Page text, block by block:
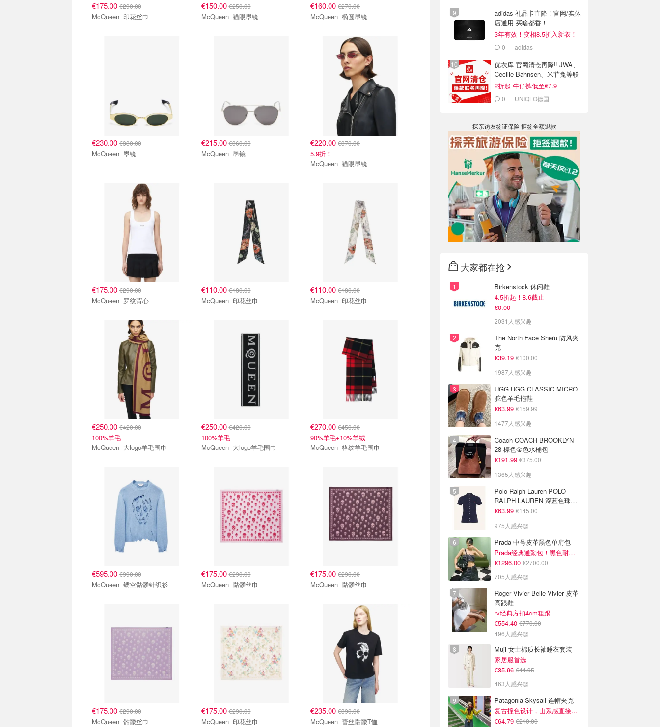
€175.00 €290.00
McQueen 印花丝巾
€150.00€250.00
McQueen 猫眼墨镜
€160.00 €270.00
McQueen 椭圆墨镜
€230.00 €380.00
McQueen 墨镜
€215.00€360.00
McQueen 墨镜
€220.00 €370.00
5.9折！
McQueen 猫眼墨镜
€175.00 €290.00
McQueen 罗纹背心
€110.00€180.00
McQueen 印花丝巾
€110.00 €180.00
McQueen 印花丝巾
€250.00 €420.00
100%羊毛
McQueen 大logo羊毛围巾
€250.00€420.00
100%羊毛
McQueen 大logo羊毛围巾
€270.00 €450.00
90%羊毛+10%羊绒
McQueen 格纹羊毛围巾
€595.00 €990.00
McQueen 镂空骷髅针织衫
€175.00€290.00
McQueen 骷髅丝巾
€175.00 €290.00
McQueen 骷髅丝巾
€175.00 €290.00
McQueen 骷髅丝巾
€175.00€290.00
McQueen 印花丝巾
€235.00 €390.00
McQueen 蕾丝骷髅T恤
adidas 礼品卡直降！官网/实体
店通用 买啥都香！
3年有效！变相8.5折入新衣！
0 adidas
优衣库 官网清仓再降‼️ JWA、
Cecilie Bahnsen、米菲兔等联
名
2折起 牛仔裤低至€7.9
0 UNIQLO德国
探亲访友签证保险 拒签全额退款
大家都在抢
Birkenstock 休闲鞋
4.5折起！8.6截止
€0.00
2031人感兴趣
The North Face Sheru 防风夹
克
€39.19 €100.00
1987人感兴趣
UGG UGG CLASSIC MICRO
驼色羊毛拖鞋
€63.99 €159.99
1477人感兴趣
Coach COACH BROOKLYN
28 棕色金色水桶包
€191.99 €375.00
1365人感兴趣
Polo Ralph Lauren POLO
RALPH LAUREN 深蓝色珠地
布 Polo衫
€63.99 €145.00
975人感兴趣
Prada 中号皮革黑色单肩包
Prada经典通勤包！黑色耐看又百搭
€1296.00 €2700.00
705人感兴趣
Roger Vivier Belle Vivier 皮革
高跟鞋
rv经典方扣4cm粗跟
€554.40 €770.00
496人感兴趣
Muji 女士棉质长袖睡衣套装
家居服首选
€35.96 €44.95
463人感兴趣
Patagonia Skysail 连帽夹克
复古撞色设计，山系感直接拉满
€64.79 €210.00